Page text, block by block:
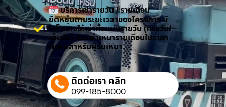
บริการเช่ารายวัน / รายเดือน
ยืดหยุ่นตามระยะเวลาของโครงการ มี
แพ็กเกจให้เช่าทั้งแบบรายวัน (ครึ่งวัน/
เต็มวัน) และเช่าเหมารายเดือนในราคา
พิเศษสำหรับผู้รับเหมา
ติดต่อเรา คลิก
099-185-8000